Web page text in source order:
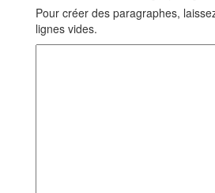
Pour créer des paragraphes,
lignes vides.